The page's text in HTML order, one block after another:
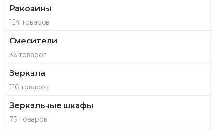
Раковины
154 товаров
Смесители
36 товаров
Зеркала
116 товаров
Зеркальные шкафы
73 товаров